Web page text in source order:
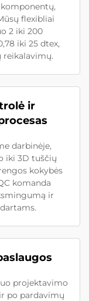
flexibliai
2 iki 200
iki 25 dtex,
ir
darbinėje,
iki 3D tuščių
kokybės
komanda
ir
projektavimo
po pardavimų